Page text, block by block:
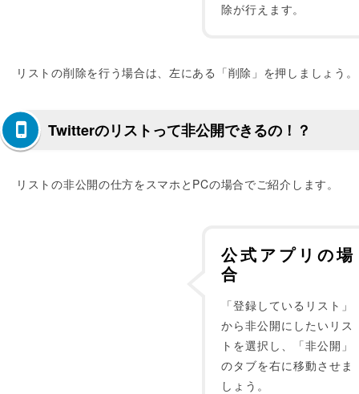
除が行えます。
リストの削除を行う場合は、左にある「削除」を押しましょう。
Twitterのリストって非公開できるの！？
リストの非公開の仕方をスマホとPCの場合でご紹介します。
公式アプリの場
合
「登録しているリスト」
から非公開にしたいリス
トを選択し、「非公開」
のタブを右に移動させま
しょう。